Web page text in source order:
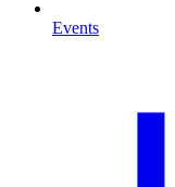
Events